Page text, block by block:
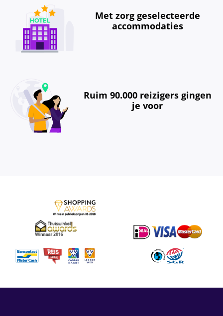
Met zorg geselecteerde
accommodaties
Ruim 90.000 reizigers gingen
je voor